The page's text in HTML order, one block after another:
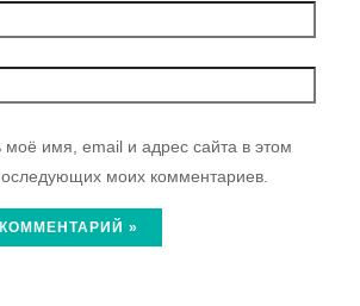
моё имя, email и адрес сайта в этом
моих комментариев.